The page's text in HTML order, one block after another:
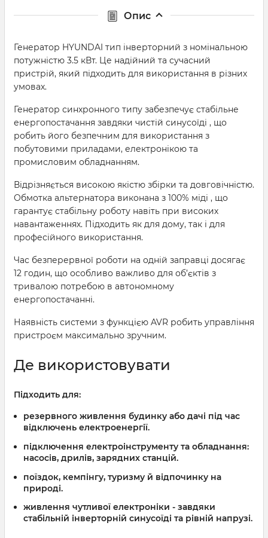
Опис
Генератор HYUNDAI тип інверторний з номінальною
потужністю 3.5 кВт. Це надійний та сучасний
пристрій, який підходить для використання в різних
умовах.
Генератор синхронного типу забезпечує стабільне
енергопостачання завдяки чистій синусоїді , що
робить його безпечним для використання з
побутовими приладами, електронікою та
промисловим обладнанням.
Відрізняється високою якістю збірки та довговічністю.
Обмотка альтернатора виконана з 100% міді , що
гарантує стабільну роботу навіть при високих
навантаженнях. Підходить як для дому, так і для
професійного використання.
Час безперервної роботи на одній заправці досягає
12 годин, що особливо важливо для об’єктів з
тривалою потребою в автономному
енергопостачанні.
Наявність системи з функцією AVR робить управління
пристроєм максимально зручним.
Де використовувати
Підходить для:
резервного живлення будинку або дачі під час
відключень електроенергії.
підключення електроінструменту та обладнання:
насосів, дрилів, зарядних станцій.
поїздок, кемпінгу, туризму й відпочинку на
природі.
живлення чутливої електроніки - завдяки
стабільній інверторній синусоїді та рівній напрузі.